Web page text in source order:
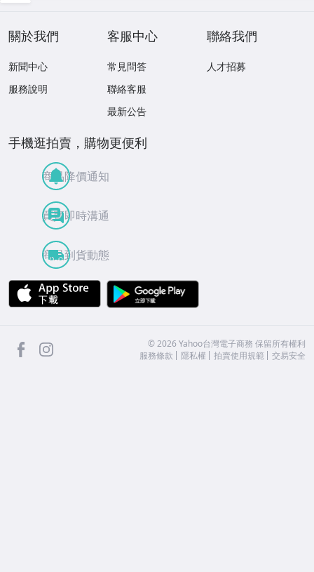
關於我們
新聞中心
服務說明
客服中心
常見問答
聯絡客服
最新公告
聯絡我們
人才招募
手機逛拍賣，購物更便利
商品降價通知
買賣即時溝通
商品到貨動態
APP Store
facebook ©2026 Yahoo台灣電子商務 保留所有權利
服務條款
隱私權 拍賣使用規範 交易安全